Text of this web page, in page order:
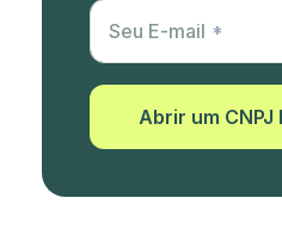
Utm Content
Seu E-mail
Abrir um CNPJ